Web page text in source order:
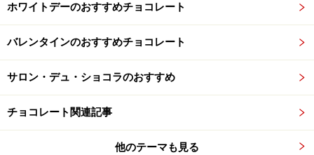
ホワイトデーのおすすめチョコレート
バレンタインのおすすめチョコレート
サロン・デュ・ショコラのおすすめ
チョコレート関連記事
他のテーマも見る